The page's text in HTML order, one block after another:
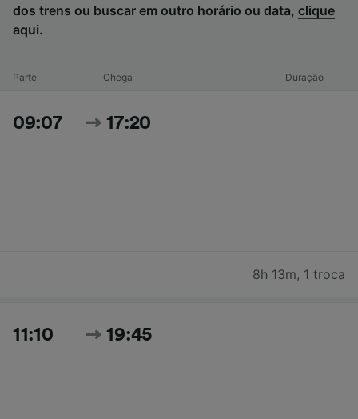
dos trens ou buscar em outro horário ou data, clique
aqui.
Parte Chega Duração
09:07 17:20
8h 13m, 1 troca
11:10 19:45